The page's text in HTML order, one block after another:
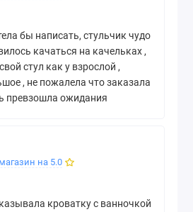
бы написать, стульчик чудо
качаться на качельках ,
стул как у взрослой ,
, не пожалела что заказала
превзошла ожидания
на 5.0
кроватку с ванночкой